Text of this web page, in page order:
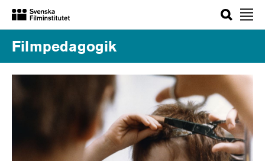
Sök
Filmpedagogik